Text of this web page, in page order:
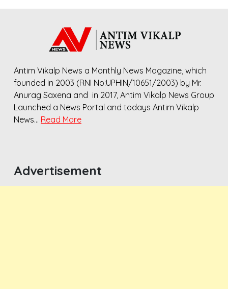
Antim Vikalp News a Monthly News Magazine, which
founded in 2003 (RNI No:UPHIN/10651/2003) by Mr.
Anurag Saxena and in 2017, Antim Vikalp News Group
Launched a News Portal and todays Antim Vikalp
News… Read More
Advertisement